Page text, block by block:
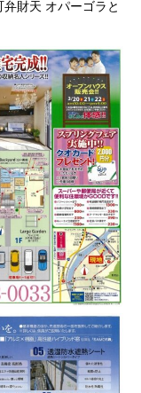
財天 オパーゴラと